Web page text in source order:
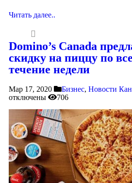
Читать далее..
Domino’s Canada
скидку на пиццу по
течение недели
Мар 17, 2020 Бизнес, Новости
отключены
706